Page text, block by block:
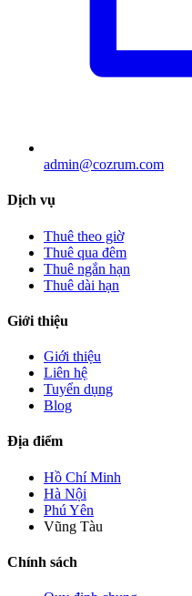
admin@cozrum.com
Dịch vụ
Thuê theo giờ
Thuê qua đêm
Thuê ngắn hạn
Thuê dài hạn
Giới thiệu
Giới thiệu
Liên hệ
Tuyển dụng
Blog
Địa điểm
Hồ Chí Minh
Hà Nội
Phú Yên
Vũng Tàu
Chính sách